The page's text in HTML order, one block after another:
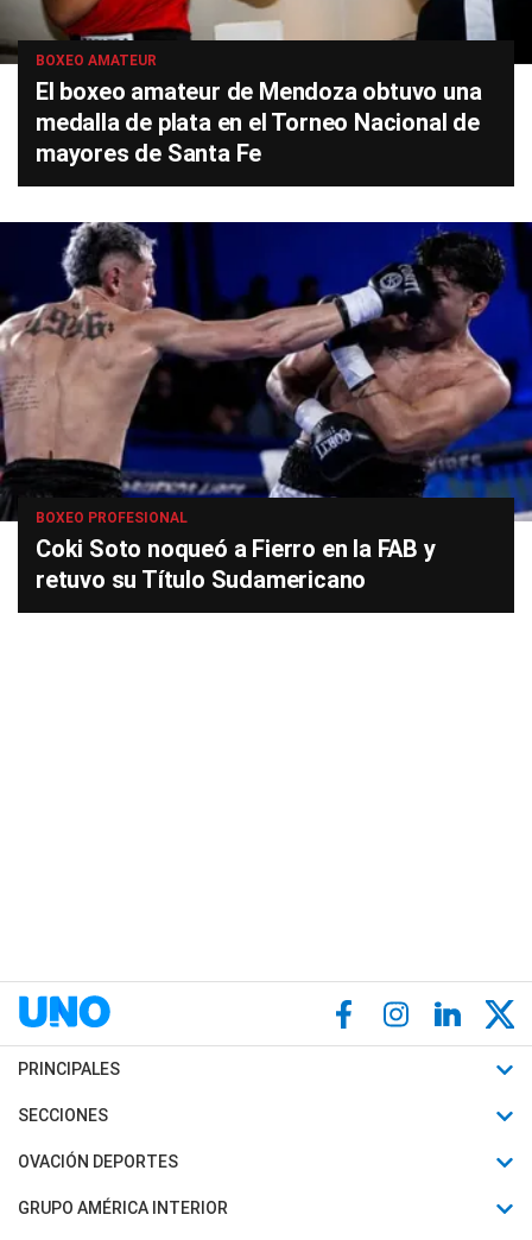
BOXEO AMATEUR
El boxeo amateur de Mendoza obtuvo una
medalla de plata en el Torneo Nacional de
mayores de Santa Fe
BOXEO PROFESIONAL
Coki Soto noqueó a Fierro en la FAB y
retuvo su Título Sudamericano
PRINCIPALES
Últimas Noticias
Política
SECCIONES
Horóscopo
Motores
OVACIÓN DEPORTES
Fútbol
GRUPO AMÉRICA INTERIOR